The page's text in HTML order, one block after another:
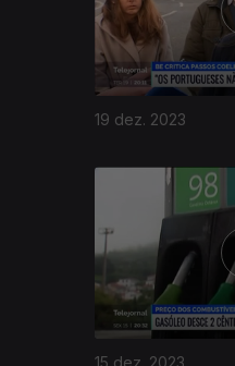
19 dez. 2023
15 dez. 2023